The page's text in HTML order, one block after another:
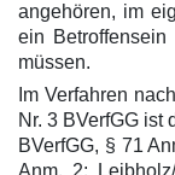
angehören, im
ein
müssen.
Im Verfahren
Nr. 3 BVerfGG ist
BVerfGG, § 71
Anm. 2;